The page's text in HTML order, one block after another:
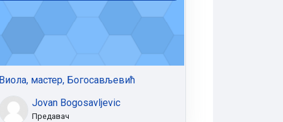
Виола, мастер, Богосављевић
Jovan Bogosavljevic
Предавач